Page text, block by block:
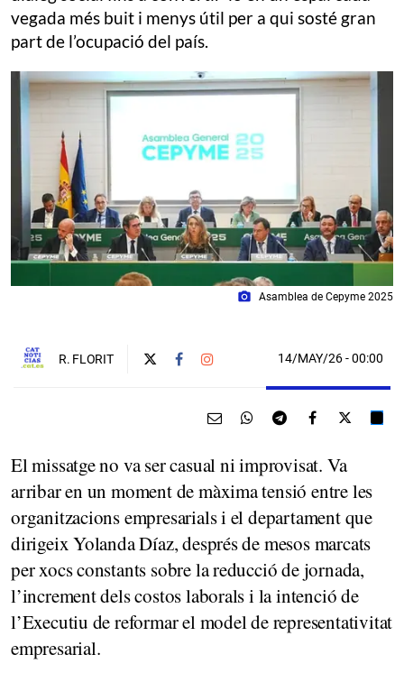
vegada més buit i menys útil per a qui sosté gran
part de l’ocupació del país.
photo_camera Asamblea de Cepyme 2025
R. FLORIT 14/MAY/26- 00:00
El missatge no va ser casual ni improvisat. Va
arribar en un moment de màxima tensió entre les
organitzacions empresarials i el departament que
dirigeix Yolanda Díaz, després de mesos marcats
per xocs constants sobre la reducció de jornada,
l’increment dels costos laborals i la intenció de
l’Executiu de reformar el model de representativitat
empresarial.